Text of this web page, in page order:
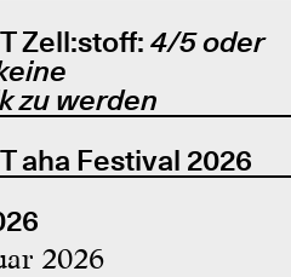
Zell:stoff: 4/5 oder
zu werden
aha Festival 2026
2026